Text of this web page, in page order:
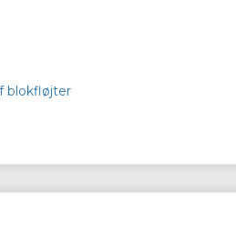
blokfløjter